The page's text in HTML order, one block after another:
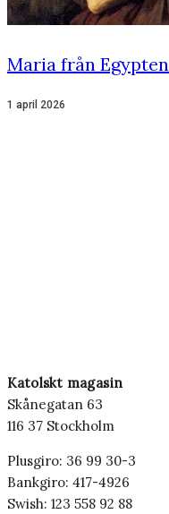
Maria från
1 april 2026
Katolskt magasin
Skånegatan 63
116 37 Stockholm
Plusgiro: 36 99 30-3
Bankgiro: 417-4926
Swish: 123 558 92 88